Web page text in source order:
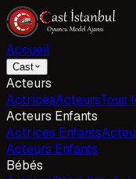
Accueil
Cast
Acteurs
ActricesActeursTous
Acteurs Enfants
Actrices Enfants
Acteurs Enfants
Bébés